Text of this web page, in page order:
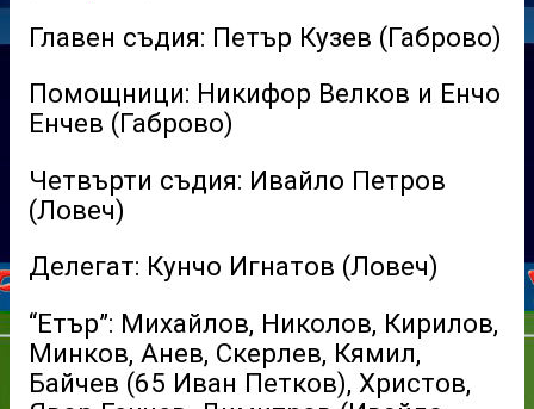
Главен съдия: Петър Кузев (Габрово)
Помощници: Никифор Велков и Енчо
Енчев (Габрово)
Четвърти съдия: Ивайло Петров
(Ловеч)
Делегат: Кунчо Игнатов (Ловеч)
“Етър”: Михайлов, Николов, Кирилов,
Минков, Анев, Скерлев, Кямил,
Байчев (65 Иван Петков), Христов,